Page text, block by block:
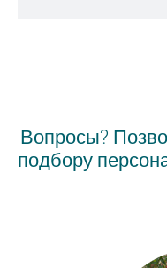
Вопросы?
подбору